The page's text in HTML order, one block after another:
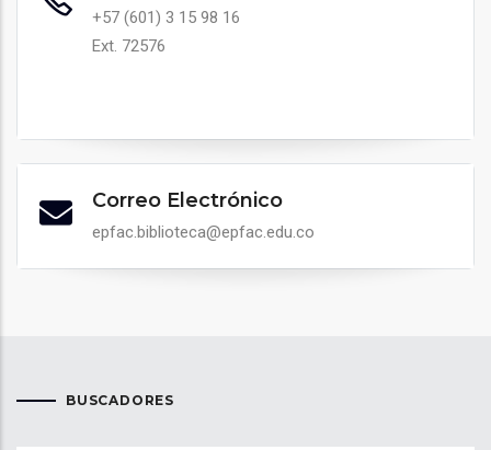
+57 (601) 3 15 98 16
Ext. 72576
Correo Electrónico
epfac.biblioteca@epfac.edu.co
BUSCADORES